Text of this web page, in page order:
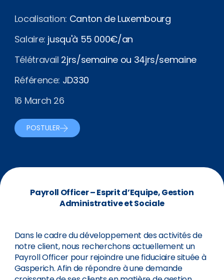
Localisation: Canton de Luxembourg
Salaire: jusqu'à 55 000€/an
Télétravail 2jrs/semaine ou 34jrs/semaine
Référence: JD330
16 March 26
POSTULER
Payroll Officer – Esprit d’Equipe, Gestion
Administrative et Sociale
Dans le cadre du développement des activités de
notre client, nous recherchons actuellement un
Payroll Officer pour rejoindre une fiduciaire située à
Gasperich. Afin de répondre à une demande